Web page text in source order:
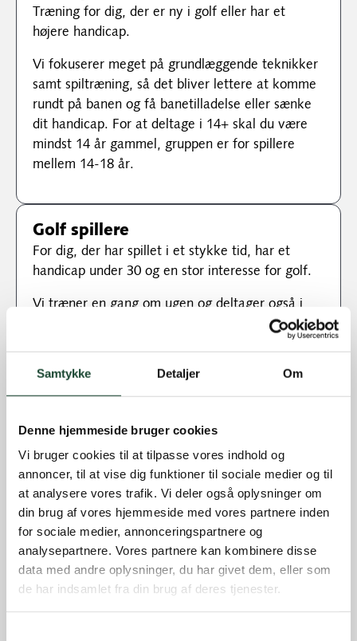
Samtykke Detaljer Om
Denne hjemmeside bruger cookies
Vi bruger cookies til at tilpasse vores indhold og
annoncer, til at vise dig funktioner til sociale medier og til
at analysere vores trafik. Vi deler også oplysninger om
din brug af vores hjemmeside med vores partnere inden
for sociale medier, annonceringspartnere og
analysepartnere. Vores partnere kan kombinere disse
data med andre oplysninger, du har givet dem, eller som
de har indsamlet fra din brug af deres tjenester.
Træning for dig, der er ny i golf eller har et
højere handicap.
Vi fokuserer meget på grundlæggende teknikker
samt spiltræning, så det bliver lettere at komme
rundt på banen og få banetilladelse eller sænke
dit handicap. For at deltage i 14+ skal du være
mindst 14 år gammel, gruppen er for spillere
mellem 14-18 år.
Golf spillere
For dig, der har spillet i et stykke tid, har et
handicap under 30 og en stor interesse for golf.
Vi træner en gang om ugen og deltager også i
torsdagsgolfen. For at udvikle dig kræves det, at
Hvilke muligheder for træning
træning. Alle juniorer får tilbudt en ugentlig gratis
træning via deres medlemsskab. Varighed og indhold
afhænger af alderen og hvor lang tid junioren har
spillet golf. Holdplaner ses længere nede.
Er man helt bidt af golf og ikke kan få træning eller
udfordringer nok, er der mulighed for at arbejde
koncentreret med sit golfspil og tilvælge ekstra
juniortræning. Vi opmuntrer også til deltagelse i DGU’s